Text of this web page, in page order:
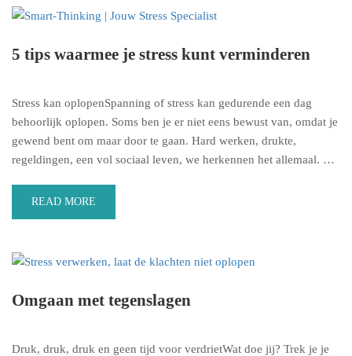
5 tips waarmee je stress kunt verminderen
Stress kan oplopenSpanning of stress kan gedurende een dag
behoorlijk oplopen. Soms ben je er niet eens bewust van, omdat je
gewend bent om maar door te gaan. Hard werken, drukte,
regeldingen, een vol sociaal leven, we herkennen het allemaal. …
READ MORE
Omgaan met tegenslagen
Druk, druk, druk en geen tijd voor verdrietWat doe jij? Trek je je